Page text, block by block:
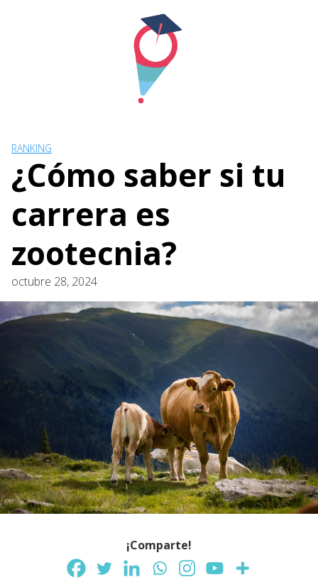
RANKING
¿Cómo saber si tu
carrera es
zootecnia?
octubre 28, 2024
¡Comparte!